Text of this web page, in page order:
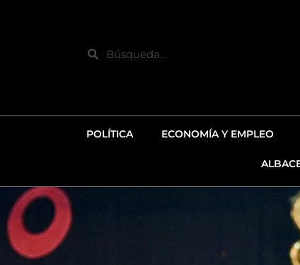
Search
POLÍTICA ECONOMÍA Y EMPLEO